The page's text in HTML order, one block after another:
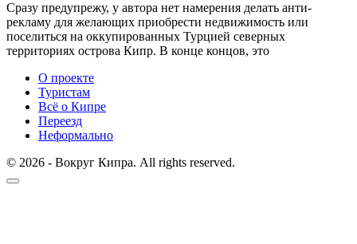
Сразу предупрежу, у автора нет намерения делать анти-
рекламу для желающих приобрести недвижимость или
поселиться на оккупированных Турцией северных
территориях острова Кипр. В конце концов, это
О проекте
Туристам
Всё о Кипре
Переезд
Неформально
© 2026 - Вокруг Кипра. All rights reserved.